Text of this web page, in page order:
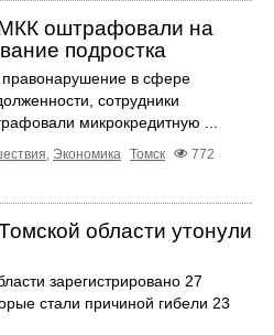
оштрафовали на
подростка
в сфере
сотрудники
микрокредитную ...
, Экономика Томск
772
области утонули
зарегистрировано 27
стали причиной гибели 23